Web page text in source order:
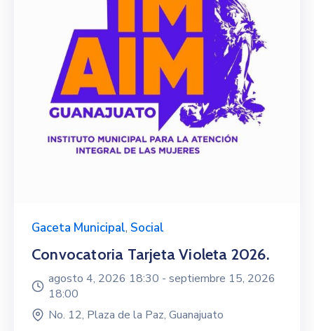
Gaceta Municipal, Social
Convocatoria Tarjeta Violeta 2026.
agosto 4, 2026 18:30 - septiembre 15, 2026
18:00
No. 12, Plaza de la Paz, Guanajuato